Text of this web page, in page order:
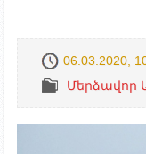
06.03.2020,
Մերձավոր